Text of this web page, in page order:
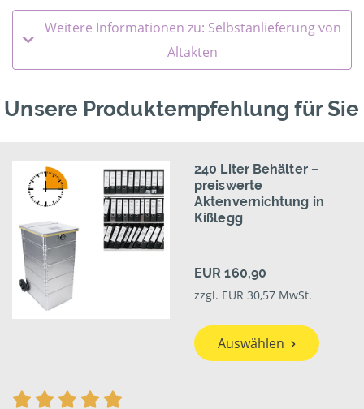
Weitere Informationen zu: Selbstanlieferung von
Altakten
Unsere Produktempfehlung für Sie
240 Liter Behälter –
preiswerte
Aktenvernichtung in
Kißlegg
EUR 160,90
zzgl. EUR 30,57 MwSt.
Auswählen